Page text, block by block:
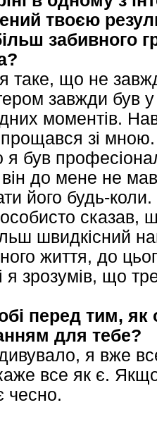
твоєю
забивного
таке, що не
завжди був
моментів.
зі
я був
до мене не
його будь-коли.
сказав,
швидкісний
життя, до
я зрозумів, що
перед тим,
для тебе?
я вже
все як є.
чесно.